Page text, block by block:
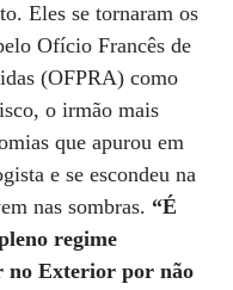
Eles se tornaram os
Ofício Francês de
(OFPRA) como
o irmão mais
que apurou em
e se escondeu na
nas sombras. “É
regime
no Exterior por não